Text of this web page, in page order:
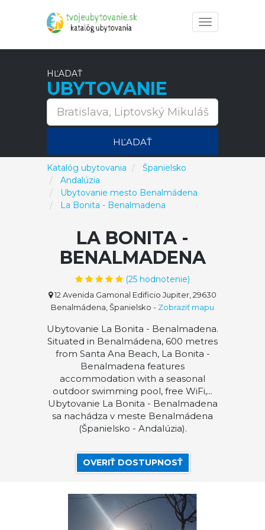
Toggle
navigation
HĽADAŤ
UBYTOVANIE
HĽADAŤ
Katalóg ubytovania
Španielsko
Andalúzia
Ubytovanie mesto Benalmádena
La Bonita - Benalmadena
LA BONITA -
BENALMADENA
(25 hodnotenie)
12 Avenida Gamonal Edificio Jupiter, 29630
Benalmádena, Španielsko - Zobraziť mapu
Ubytovanie La Bonita - Benalmadena.
Situated in Benalmádena, 600 metres
from Santa Ana Beach, La Bonita -
Benalmadena features
accommodation with a seasonal
outdoor swimming pool, free WiFi,...
Ubytovanie La Bonita - Benalmadena
sa nachádza v meste Benalmádena
(Španielsko - Andalúzia).
OVERIŤ DOSTUPNOSŤ